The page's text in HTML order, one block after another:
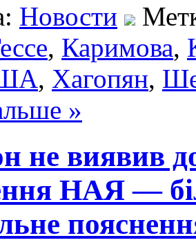
Новости
, Каримова,
, Хагопян,
»
не виявив
НАЯ —